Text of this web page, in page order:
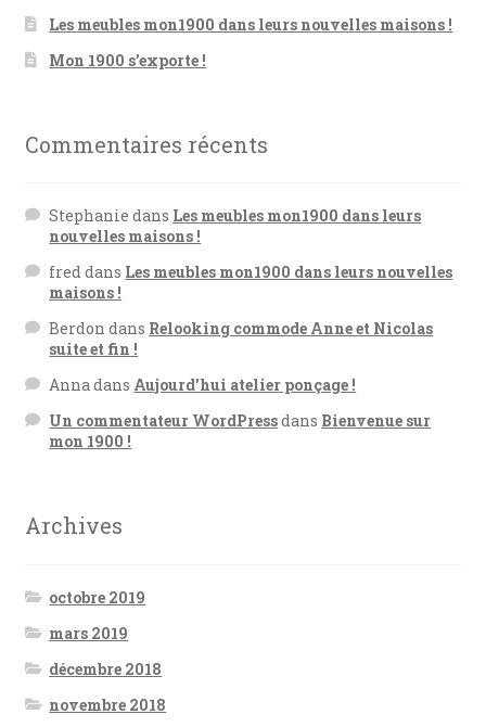
Les meubles mon1900 dans leurs nouvelles maisons !
Mon 1900 s’exporte !
Commentaires récents
Stephanie dans Les meubles mon1900 dans leurs
nouvelles maisons !
freddans Les meubles mon1900 dans leurs nouvelles
maisons !
Berdon dans Relooking commode Anne et Nicolas
suite et fin !
Annadans Aujourd’hui atelier ponçage !
Un commentateur WordPressdans Bienvenue sur
mon 1900 !
Archives
octobre 2019
mars 2019
décembre 2018
novembre 2018